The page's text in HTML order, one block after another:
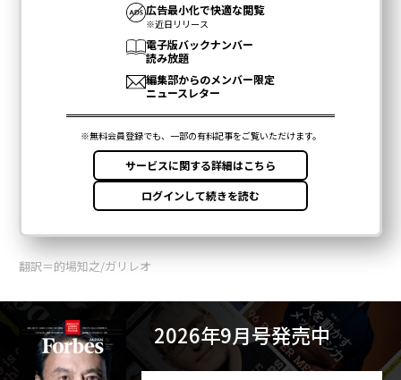
翻訳＝的場知之/ガリレオ
2026年9月号発売中